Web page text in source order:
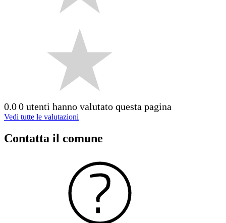
0.00 utenti hanno valutato questa pagina
Vedi tutte le valutazioni
Contatta il comune